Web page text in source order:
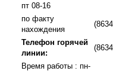
пт 08-16
по факту
нахождения
Телефон горячей
линии:
Время работы : пн-